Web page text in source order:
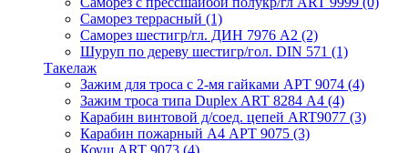
Саморез террасный (1)
Саморез шестигр/гл. ДИН 7976 А2 (2)
Шуруп по дереву шестигр/гол. DIN 571 (1)
Такелаж
Зажим для троса с 2-мя гайками АРТ 9074 (4)
Зажим троса типа Duplex ART 8284 А4 (4)
Карабин винтовой д/соед. цепей ART9077 (3)
Карабин пожарный А4 АРТ 9075 (3)
Коуш ART 9073 (4)